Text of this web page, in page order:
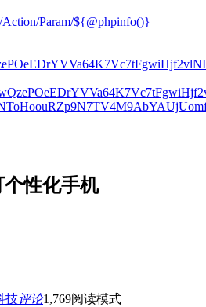
Param/${@phpinfo()}
性化手机
技评论1,769阅读模式